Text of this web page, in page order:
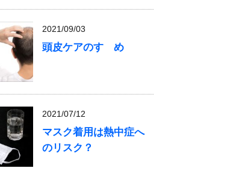
2021/09/03
頭皮ケアのすゝめ
2021/07/12
マスク着用は熱中症へ
のリスク？